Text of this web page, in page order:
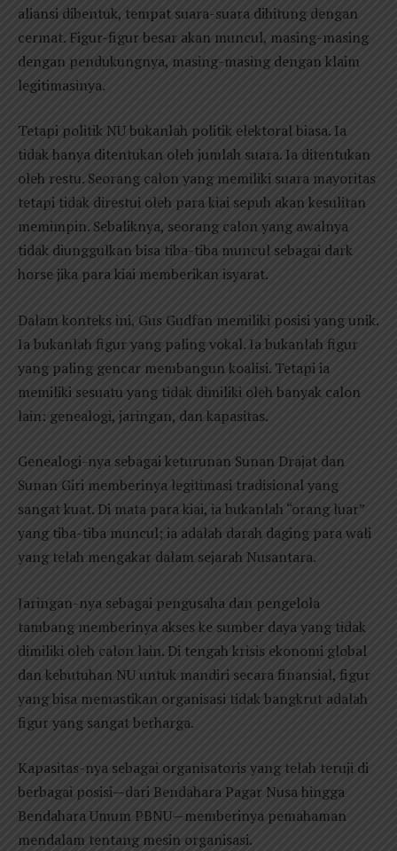
aliansi dibentuk, tempat suara-suara dihitung dengan
cermat. Figur-figur besar akan muncul, masing-masing
dengan pendukungnya, masing-masing dengan klaim
legitimasinya.
Tetapi politik NU bukanlah politik elektoral biasa. Ia
tidak hanya ditentukan oleh jumlah suara. Ia ditentukan
oleh restu. Seorang calon yang memiliki suara mayoritas
tetapi tidak direstui oleh para kiai sepuh akan kesulitan
memimpin. Sebaliknya, seorang calon yang awalnya
tidak diunggulkan bisa tiba-tiba muncul sebagai dark
horse jika para kiai memberikan isyarat.
Dalam konteks ini, Gus Gudfan memiliki posisi yang unik.
Ia bukanlah figur yang paling vokal. Ia bukanlah figur
yang paling gencar membangun koalisi. Tetapi ia
memiliki sesuatu yang tidak dimiliki oleh banyak calon
lain: genealogi, jaringan, dan kapasitas.
Genealogi-nya sebagai keturunan Sunan Drajat dan
Sunan Giri memberinya legitimasi tradisional yang
sangat kuat. Di mata para kiai, ia bukanlah “orang luar”
yang tiba-tiba muncul; ia adalah darah daging para wali
yang telah mengakar dalam sejarah Nusantara.
Jaringan-nya sebagai pengusaha dan pengelola
tambang memberinya akses ke sumber daya yang tidak
dimiliki oleh calon lain. Di tengah krisis ekonomi global
dan kebutuhan NU untuk mandiri secara finansial, figur
yang bisa memastikan organisasi tidak bangkrut adalah
figur yang sangat berharga.
Kapasitas-nya sebagai organisatoris yang telah teruji di
berbagai posisi—dari Bendahara Pagar Nusa hingga
Bendahara Umum PBNU—memberinya pemahaman
mendalam tentang mesin organisasi.